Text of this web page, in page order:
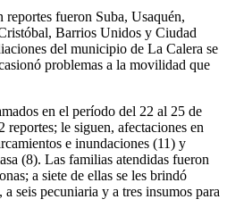
reportes fueron Suba, Usaquén,
Barrios Unidos y Ciudad
del municipio de La Calera se
problemas a la movilidad que
en el período del 22 al 25 de
le siguen, afectaciones en
e inundaciones (11) y
(8). Las familias atendidas fueron
a siete de ellas se les brindó
seis pecuniaria y a tres insumos para